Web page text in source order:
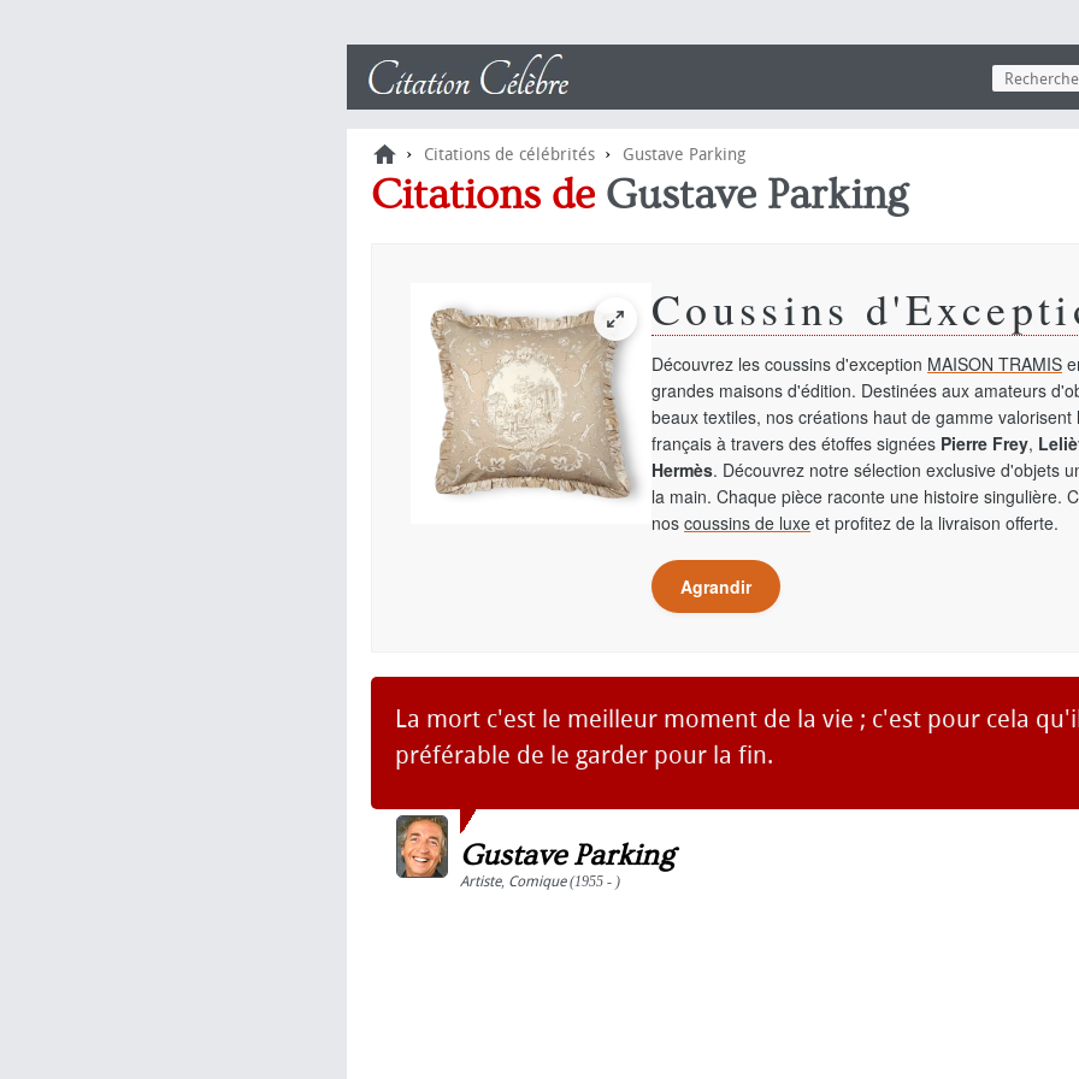
› Citations de célébrités › Gustave Parking
Citations de Gustave Parking
Coussins
Découvrez les coussins d'exception MAISON TRAMIS
grandes maisons d'édition. Destinées aux amateurs
beaux textiles, nos créations haut de gamme valorisent
français à travers des étoffes signées Pierre Frey,
Hermès. Découvrez notre sélection exclusive d'objets
la main. Chaque pièce raconte une histoire singulière.
nos coussins de luxe et profitez de la livraison offerte.
Agrandir
La mort c'est le meilleur moment de la vie ; c'est pour cela
préférable de le garder pour la fin.
Gustave Parking
Artiste, Comique(1955 - )